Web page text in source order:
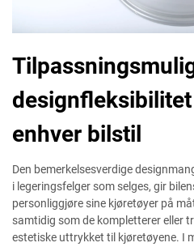
enhver bilstil
Den bemerkelsesverdige
i legeringsfelger som selges, gir
personliggjøre sine kjøretøyer på
samtidig som de kompletterer eller
estetiske uttrykket til kjøretøyene. I